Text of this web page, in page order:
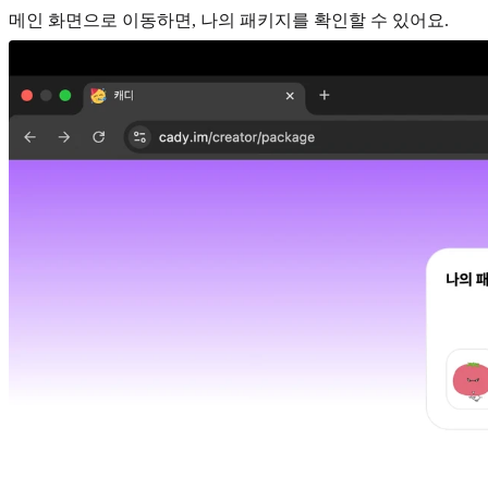
메인 화면으로 이동하면, 나의 패키지를 확인할 수 있어요.